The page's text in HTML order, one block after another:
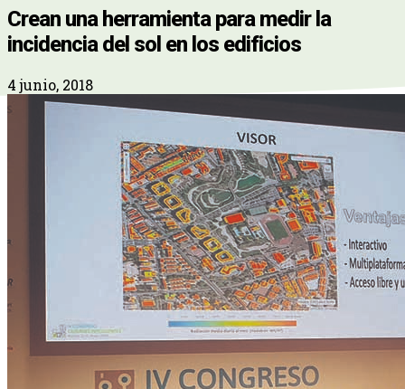
Crean una herramienta para medir la
incidencia del sol en los edificios
4 junio, 2018